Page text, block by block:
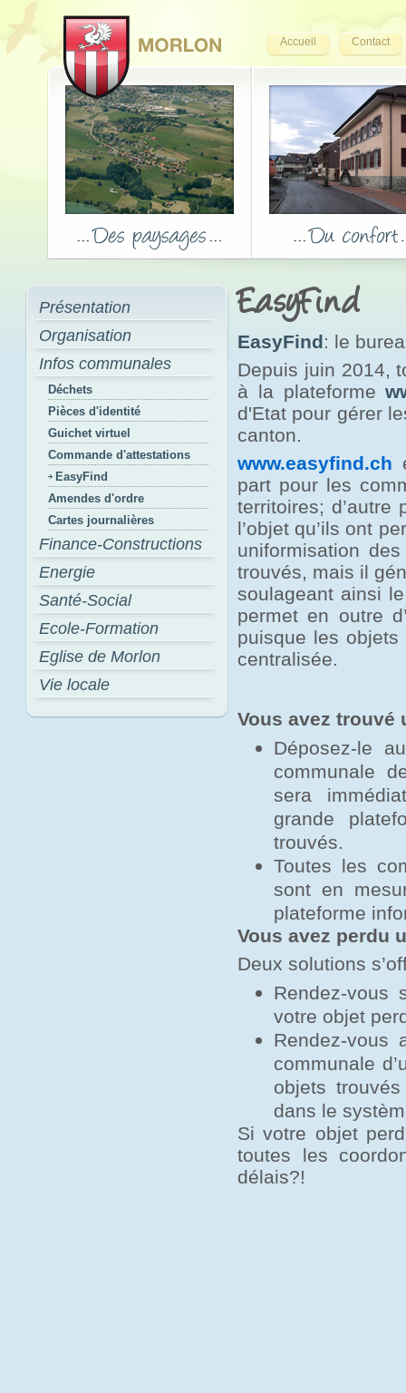
Accueil Contact
Présentation
Organisation
Infos communales
Déchets
Pièces d'identité
Guichet virtuel
Commande d'attestations
EasyFind
Amendes d'ordre
Cartes journalières
Finance-Constructions
Energie
Santé-Social
Ecole-Formation
Eglise de Morlon
Vie locale
EasyFind
EasyFind: le
Depuis juin 2014,
à la plateforme
d'Etat pour gérer
canton.
www.easyfind.ch
part pour les
territoires;
l’objet qu’ils ont
uniformisation
trouvés, mais il
soulageant ainsi
permet en outre
puisque les
centralisée.
Vous avez trouvé
Déposez-le
communale
sera
grande
trouvés.
Toutes les
sont en
plateforme
Vous avez perdu
Deux solutions
Rendez-
votre objet
Rendez-vous
communale
objets
dans le
Si votre objet
toutes les
délais?!